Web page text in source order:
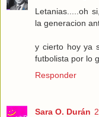
Letanias.....oh
la generacion
y cierto hoy ya
futbolista por lo
Responder
Sara O. Durán